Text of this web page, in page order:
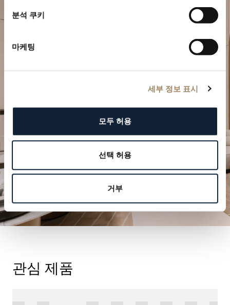
분석 쿠키
마케팅
세부 정보 표시
모두 허용
선택 허용
거부
관심 제품